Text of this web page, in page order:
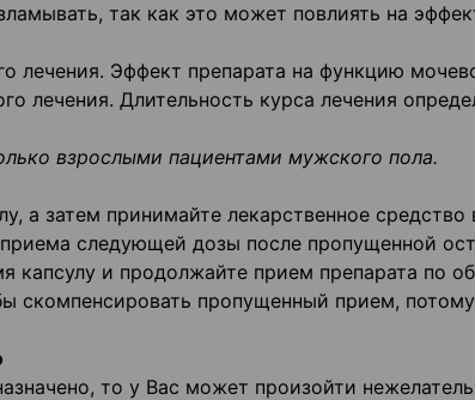
так как это может повлиять на
лечения. Эффект препарата на функцию
лечения. Длительность курса лечения
взрослыми пациентами мужского пола.
а затем принимайте лекарственное средство
следующей дозы после пропущенной
капсулу и продолжайте прием препарата по
скомпенсировать пропущенный прием,
то у Вас может произойти